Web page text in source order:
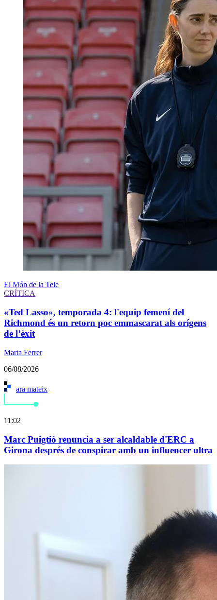
El Món de la Tele
CRÍTICA
«Ted Lasso», temporada 4: l'equip femení del
Richmond és un retorn poc emmascarat als orígens
de l’èxit
Marta Ferrer
06/08/2026
ara mateix
11:02
Marc Puigtió renuncia a ser alcaldable d'ERC a
Girona després de conspirar amb un influencer ultra